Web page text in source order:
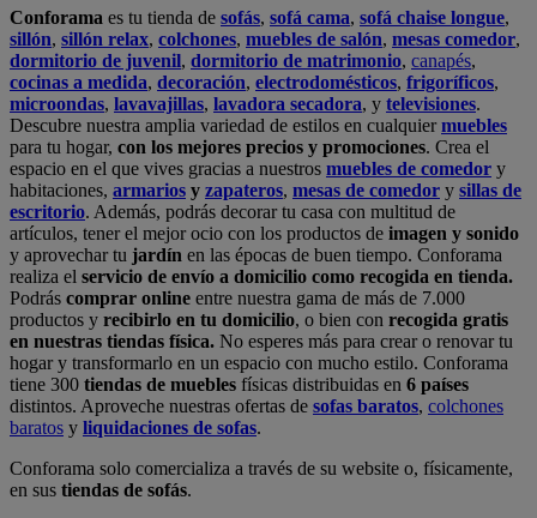
Conforama es tu tienda de sofás, sofá cama, sofá chaise longue,
sillón, sillón relax, colchones, muebles de salón, mesas comedor,
dormitorio de juvenil, dormitorio de matrimonio, canapés,
cocinas a medida, decoración, electrodomésticos, frigoríficos,
microondas, lavavajillas, lavadora secadora, y televisiones.
Descubre nuestra amplia variedad de estilos en cualquiermuebles
para tu hogar, con los mejores precios y promociones. Crea el
espacio en el que vives gracias a nuestros muebles de comedor y
habitaciones, armarios y zapateros, mesas de comedor y sillas de
escritorio. Además, podrás decorar tu casa con multitud de
artículos, tener el mejor ocio con los productos de imagen y sonido
y aprovechar tu jardín en las épocas de buen tiempo. Conforama
realiza el servicio de envío a domicilio como recogida en tienda.
Podrás comprar online entre nuestra gama de más de 7.000
productos y recibirlo en tu domicilio, o bien con recogida gratis
en nuestras tiendas física. No esperes más para crear o renovar tu
hogar y transformarlo en un espacio con mucho estilo. Conforama
tiene 300 tiendas de muebles físicas distribuidas en 6 países
distintos. Aproveche nuestras ofertas de sofas baratos, colchones
baratos y liquidaciones de sofas.
Conforama solo comercializa a través de su website o, físicamente,
en sus tiendas de sofás.